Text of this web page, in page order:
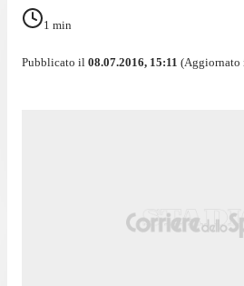
1 min
Pubblicato il 08.07.2016, 15:11 (Aggiornato